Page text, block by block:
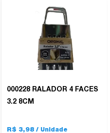
000228 RALADOR 4 FACES
3.2 8CM
R$ 3,98